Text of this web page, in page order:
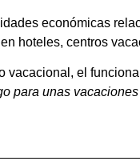
económicas
hoteles, centros
vacacional, el
para unas